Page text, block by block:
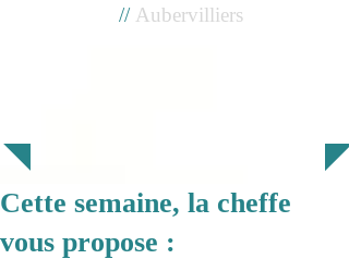
//Aubervilliers
Cette semaine, la cheffe
vous propose :